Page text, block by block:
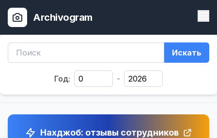
Archivogram
Искать
Год: -
Нахджоб: отзывы сотрудников